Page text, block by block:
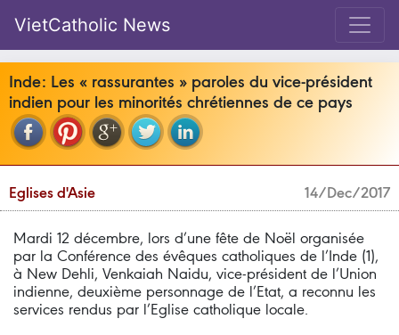
VietCatholic News
Inde: Les « rassurantes » paroles du vice-président
indien pour les minorités chrétiennes de ce pays
Eglises d'Asie 14/Dec/2017
Mardi 12 décembre, lors d’une fête de Noël organisée
par la Conférence des évêques catholiques de l’Inde (1),
à New Dehli, Venkaiah Naidu, vice-président de l’Union
indienne, deuxième personnage de l’Etat, a reconnu les
services rendus par l’Eglise catholique locale.